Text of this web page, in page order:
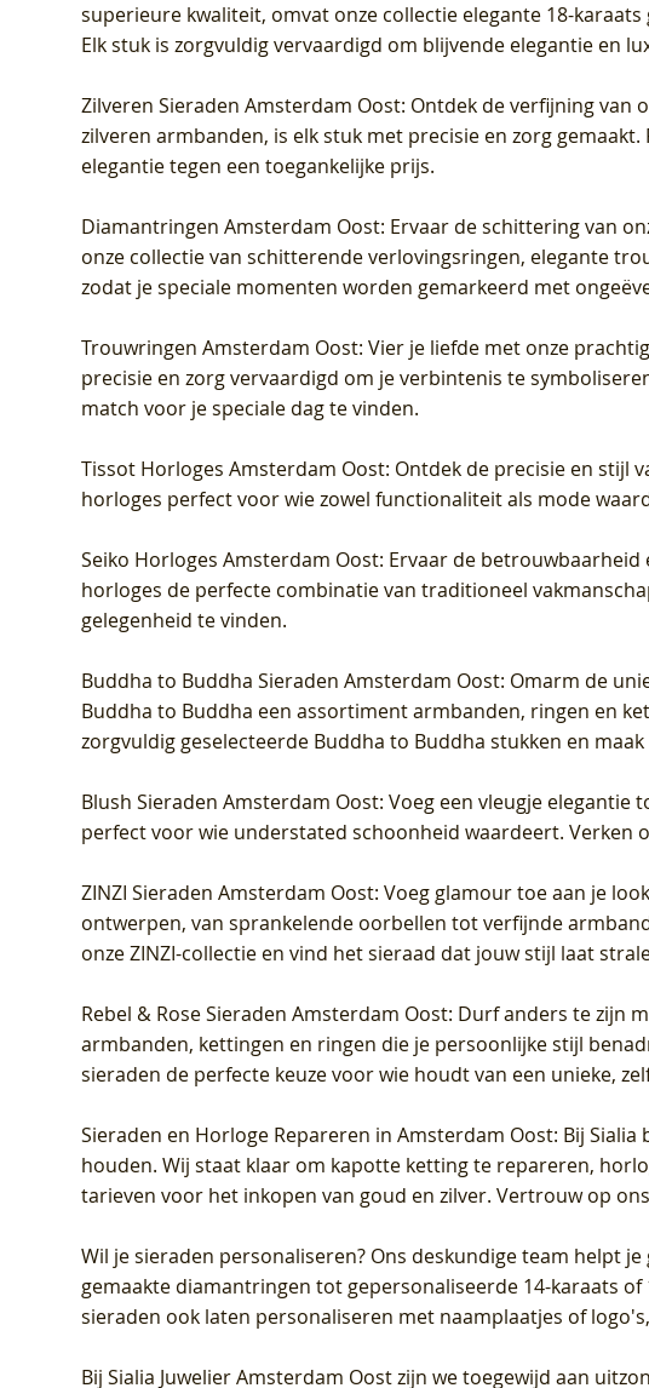
superieure kwaliteit, omvat onze collectie elegante 18-
Elk stuk is zorgvuldig vervaardigd om blijvende elegantie en
Zilveren Sieraden Amsterdam Oost: Ontdek de verfijning van
zilveren armbanden, is elk stuk met precisie en zorg
elegantie tegen een toegankelijke prijs.
Diamantringen Amsterdam Oost: Ervaar de schittering van
onze collectie van schitterende verlovingsringen, elegante
zodat je speciale momenten worden gemarkeerd met
Trouwringen Amsterdam Oost: Vier je liefde met onze
precisie en zorg vervaardigd om je verbintenis te
match voor je speciale dag te vinden.
Tissot Horloges Amsterdam Oost: Ontdek de precisie en stijl
horloges perfect voor wie zowel functionaliteit als mode
Seiko Horloges Amsterdam Oost: Ervaar de betrouwbaarheid
horloges de perfecte combinatie van traditioneel
gelegenheid te vinden.
Buddha to Buddha Sieraden Amsterdam Oost: Omarm de
Buddha to Buddha een assortiment armbanden, ringen en
zorgvuldig geselecteerde Buddha to Buddha stukken en
Blush Sieraden Amsterdam Oost: Voeg een vleugje elegantie
perfect voor wie understated schoonheid waardeert. Verken
ZINZI Sieraden Amsterdam Oost: Voeg glamour toe aan je
ontwerpen, van sprankelende oorbellen tot verfijnde
onze ZINZI-collectie en vind het sieraad dat jouw stijl laat
Rebel & Rose Sieraden Amsterdam Oost: Durf anders te zijn
armbanden, kettingen en ringen die je persoonlijke stijl
sieraden de perfecte keuze voor wie houdt van een unieke,
Sieraden en Horloge Repareren in Amsterdam Oost: Bij
houden. Wij staat klaar om kapotte ketting te repareren,
tarieven voor het inkopen van goud en zilver. Vertrouw op
Wil je sieraden personaliseren? Ons deskundige team helpt
gemaakte diamantringen tot gepersonaliseerde 14-karaats
sieraden ook laten personaliseren met naamplaatjes of
BijSialia Juwelier Amsterdam Oostzijn we toegewijd aan